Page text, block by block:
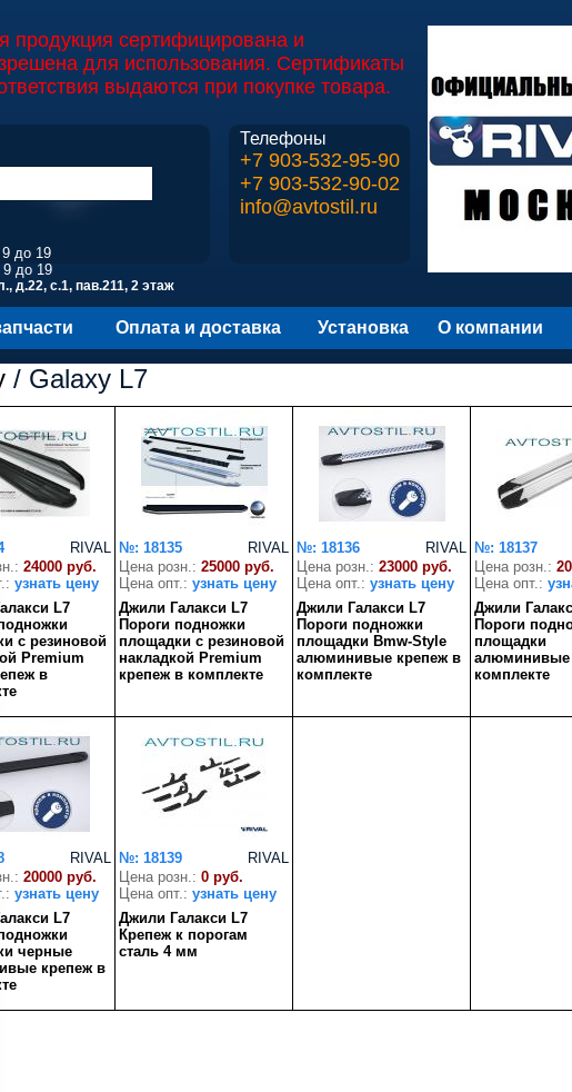
продукция сертифицирована и
для использования. Сертификаты
выдаются при покупке товара.
Телефоны
+7 903-532-95-90
+7 903-532-90-02
info@avtostil.ru
до 19
до 19
д.22, с.1, пав.211, 2 этаж
Оплата и доставка Установка О компании
/ Galaxy L7
RIVAL
24000 руб.
узнать цену
L7
с резиновой
Premium
в
RIVAL
№: 18135
Цена розн.: 25000 руб.
Цена опт.: узнать цену
Джили Галакси L7
Пороги подножки
площадки с резиновой
накладкой Premium
крепеж в комплекте
RIVAL
№: 18136
Цена розн.: 23000 руб.
Цена опт.: узнать цену
Джили Галакси L7
Пороги подножки
площадки Bmw-Style
алюминивые крепеж в
комплекте
№: 18137
Цена розн.:
Цена опт.:
Джили
Пороги
площадки
алюминивые
комплекте
RIVAL
20000 руб.
узнать цену
L7
черные
крепеж в
RIVAL
№: 18139
Цена розн.: 0 руб.
Цена опт.: узнать цену
Джили Галакси L7
Крепеж к порогам
сталь 4 мм